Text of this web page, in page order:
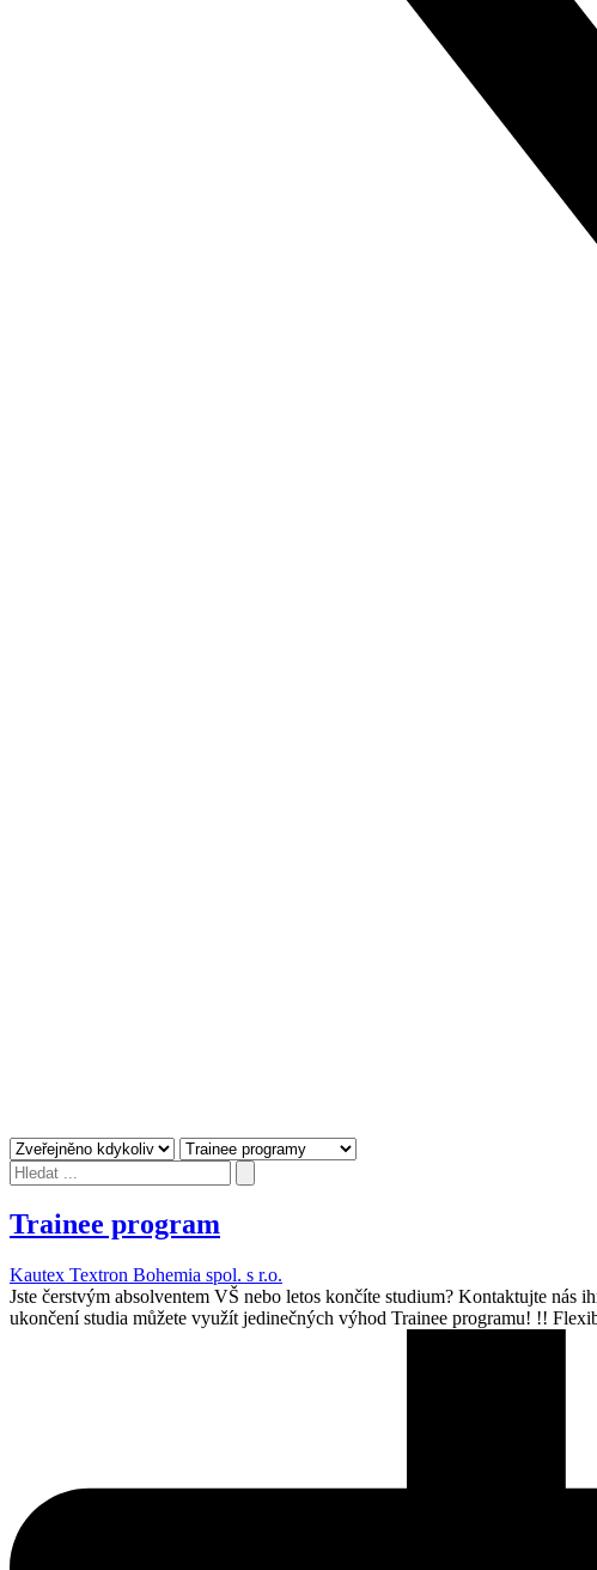
Trainee program
Kautex Textron Bohemia spol. s r.o.
Jste čerstvým absolventem VŠ nebo letos končíte studium? Kontaktujte nás
ukončení studia můžete využít jedinečných výhod Trainee programu! !!